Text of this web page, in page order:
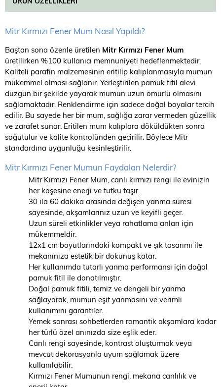
Mitr Kırmızı Fener Mum Nasıl Yapıldı?
Baştan sona özenle üretilen Mitr Kırmızı Fener Mum
üretilirken %100 kullanıcı memnuniyeti hedeflenmektedir.
Kaliteli parafin malzemesinin eritilip kalıplanmasıyla mumun
mükemmel olması sağlanır. Yerleştirilen pamuk fitil alevi
düzgün bir şekilde yayarak mumun uzun ömürlü olmasını
sağlamaktadır. Renklendirme için sadece doğal boyalar tercih
edilir. Bu sayede her bir mum, sağlığa zarar vermeden güzellik
ve zarafet sunar. Eritilen mum kalıplara döküldükten sonra
soğutulur ve kalite kontrolünden geçirilir. Böylece Mitr
standardına uygunluğu kesinleştirilir.
Mitr Kırmızı Fener Mumun Faydaları Nelerdir?
Mitr Kırmızı Fener Mum, canlı kırmızı rengi ile evinizin
her köşesine enerji ve tutku taşır.
30 ila 60 dakika arasında değişen yanma süresi
sayesinde, akşamlarınız uzun ve keyifli geçer.
Uzun süreli etkinlikler veya rahatlama anları için
mükemmeldir.
12x1 cm boyutlarındaki kompakt ve şık tasarımı ile
mekanınıza estetik bir dokunuş katar.
Her kullanımda tutarlı yanma performansı için doğal
pamuk fitil ile donatılmıştır.
Doğal pamuk fitili, temiz ve dengeli bir yanma
sağlayarak, mumun eşit yanmasını ve verimli
kullanımını garantiler.
Yemek sonrası sohbetlerden romantik akşamlara kadar
her türlü özel anınızda size eşlik eder.
Canlı rengi sayesinde, kontrast oluşturmak veya
mevcut dekorasyonla uyum sağlamak üzere
kullanılabilir.
Kırmızı Fener Mumunun rengi, mekana canlılık ve